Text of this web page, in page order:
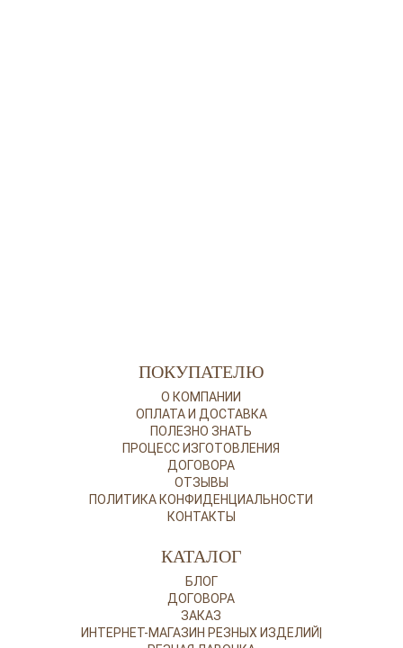
ПОКУПАТЕЛЮ
О КОМПАНИИ
ОПЛАТА И ДОСТАВКА
ПОЛЕЗНО ЗНАТЬ
ПРОЦЕСС ИЗГОТОВЛЕНИЯ
ДОГОВОРА
ОТЗЫВЫ
ПОЛИТИКА КОНФИДЕНЦИАЛЬНОСТИ
КОНТАКТЫ
КАТАЛОГ
БЛОГ
ДОГОВОРА
ЗАКАЗ
ИНТЕРНЕТ-МАГАЗИН РЕЗНЫХ ИЗДЕЛИЙ|